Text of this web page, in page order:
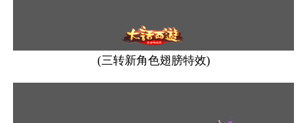
(三转新角色翅膀特效)